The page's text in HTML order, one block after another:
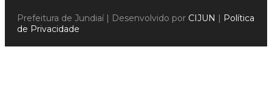
Prefeitura de Jundiaí | Desenvolvido por CIJUN | Política
de Privacidade